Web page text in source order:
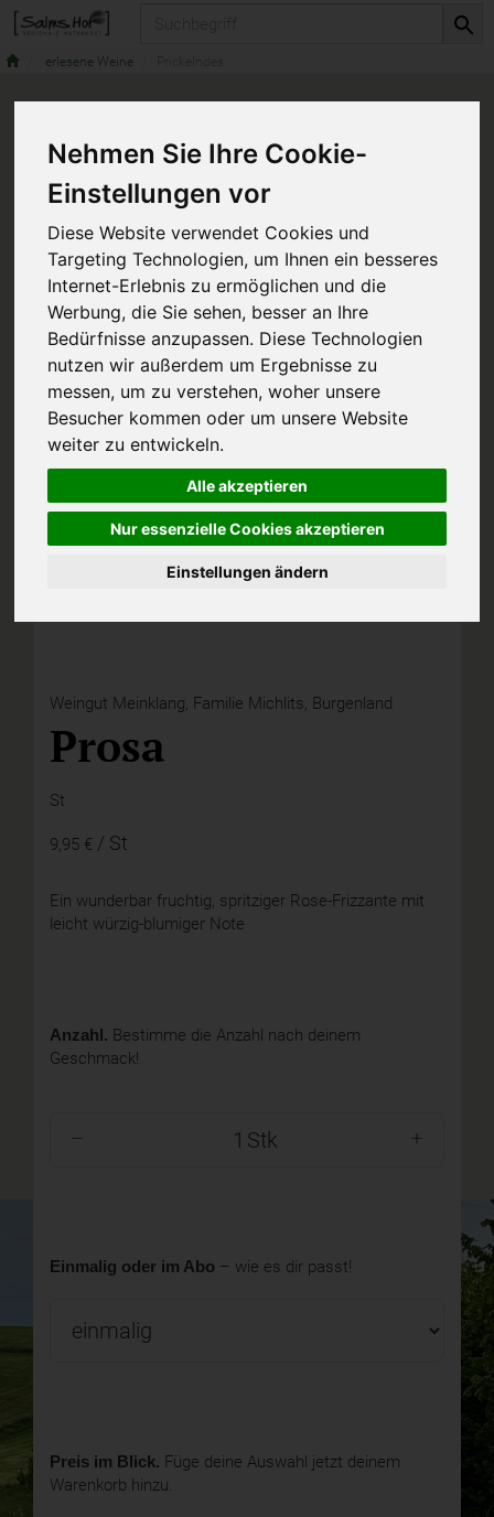
Nehmen Sie Ihre Cookie-
Einstellungen vor
Diese Website verwendet Cookies und
Targeting Technologien, um Ihnen ein besseres
Internet-Erlebnis zu ermöglichen und die
Werbung, die Sie sehen, besser an Ihre
Bedürfnisse anzupassen. Diese Technologien
nutzen wir außerdem um Ergebnisse zu
messen, um zu verstehen, woher unsere
Besucher kommen oder um unsere Website
weiter zu entwickeln.
Alle akzeptieren
Nur essenzielle Cookies akzeptieren
Einstellungen ändern
erlesene Weine
Weingut Meinklang, Familie Michlits, Burgenland
Prosa
St
9,95 € / St
Ein wunderbar fruchtig, spritziger Rose-Frizzante mit
leicht würzig-blumiger Note
Anzahl. Bestimme die Anzahl nach deinem
Geschmack!
Stk
Einmalig oder im Abo – wie es dir passt!
Preis im Blick. Füge deine Auswahl jetzt deinem
Warenkorb hinzu.